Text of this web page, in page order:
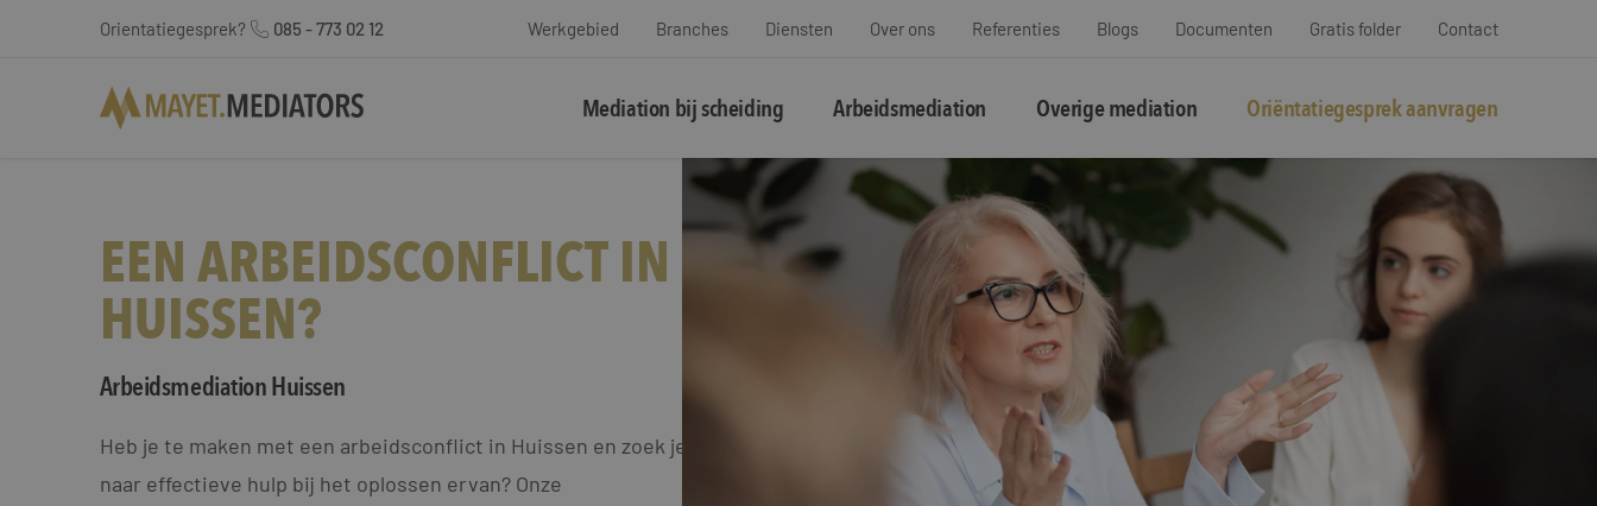
Orientatiegesprek? 085 - 773 02 12 Werkgebied Branches Diensten Over ons Referenties Blogs Documenten Gratis folder Contact
Mediation bij scheiding Arbeidsmediation Overige mediation Oriëntatiegesprek aanvragen
EEN ARBEIDSCONFLICT IN
HUISSEN?
Arbeidsmediation Huissen
Heb je te maken met een arbeidsconflict in Huissen en zoek je
naar effectieve hulp bij het oplossen ervan? Onze